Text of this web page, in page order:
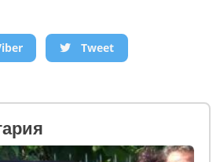
Tweet